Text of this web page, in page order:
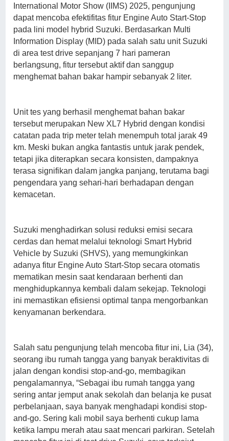
International Motor Show (IIMS) 2025, pengunjung
dapat mencoba efektifitas fitur Engine Auto Start-Stop
pada lini model hybrid Suzuki. Berdasarkan Multi
Information Display (MID) pada salah satu unit Suzuki
di area test drive sepanjang 7 hari pameran
berlangsung, fitur tersebut aktif dan sanggup
menghemat bahan bakar hampir sebanyak 2 liter.
Unit tes yang berhasil menghemat bahan bakar
tersebut merupakan New XL7 Hybrid dengan kondisi
catatan pada trip meter telah menempuh total jarak 49
km. Meski bukan angka fantastis untuk jarak pendek,
tetapi jika diterapkan secara konsisten, dampaknya
terasa signifikan dalam jangka panjang, terutama bagi
pengendara yang sehari-hari berhadapan dengan
kemacetan.
Suzuki menghadirkan solusi reduksi emisi secara
cerdas dan hemat melalui teknologi Smart Hybrid
Vehicle by Suzuki (SHVS), yang memungkinkan
adanya fitur Engine Auto Start-Stop secara otomatis
mematikan mesin saat kendaraan berhenti dan
menghidupkannya kembali dalam sekejap. Teknologi
ini memastikan efisiensi optimal tanpa mengorbankan
kenyamanan berkendara.
Salah satu pengunjung telah mencoba fitur ini, Lia (34),
seorang ibu rumah tangga yang banyak beraktivitas di
jalan dengan kondisi stop-and-go, membagikan
pengalamannya, “Sebagai ibu rumah tangga yang
sering antar jemput anak sekolah dan belanja ke pusat
perbelanjaan, saya banyak menghadapi kondisi stop-
and-go. Sering kali mobil saya berhenti cukup lama
ketika lampu merah atau saat mencari parkiran. Setelah